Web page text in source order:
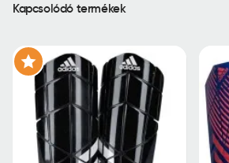
Kapcsolódó termékek